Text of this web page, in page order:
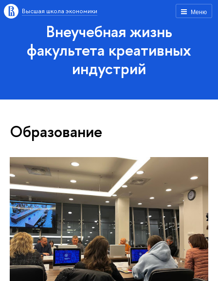
Меню
Высшая школа экономики
Внеучебная жизнь
факультета креативных
индустрий
Образование